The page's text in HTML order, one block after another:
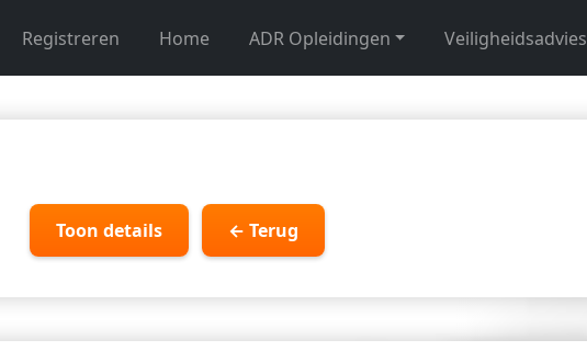
Registreren Home ADR Opleidingen Veiligheidsadvies
Toon details ← Terug